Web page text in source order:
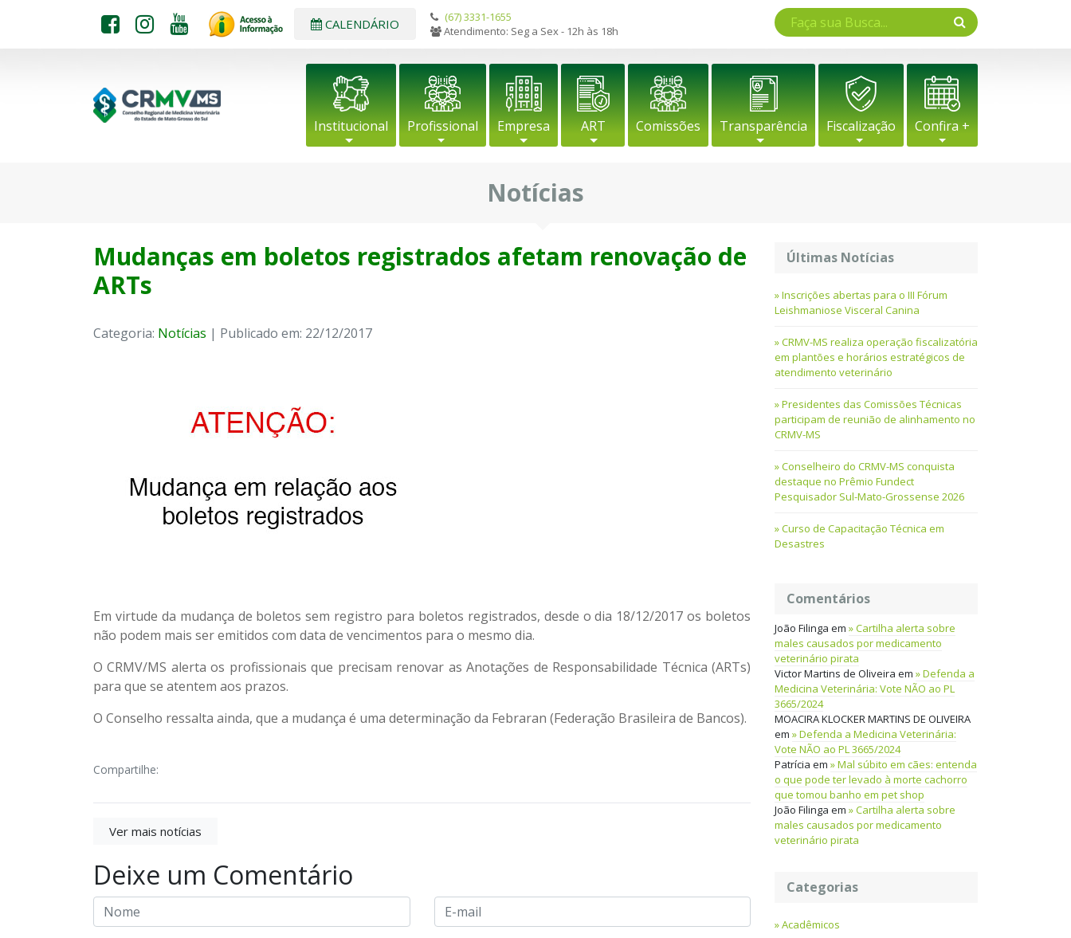
CALENDÁRIO
(67) 3331-1655
Atendimento: Seg a Sex - 12h às 18h
Institucional Profissional Empresa ART Comissões Transparência Fiscalização Confira +
Notícias
Mudanças em boletos registrados afetam renovação de
ARTs
Categoria: Notícias | Publicado em: 22/12/2017
Em virtude da mudança de boletos sem registro para boletos registrados, desde o dia 18/12/2017 os boletos
não podem mais ser emitidos com data de vencimentos para o mesmo dia.
O CRMV/MS alerta os profissionais que precisam renovar as Anotações de Responsabilidade Técnica (ARTs)
para que se atentem aos prazos.
O Conselho ressalta ainda, que a mudança é uma determinação da Febraran (Federação Brasileira de Bancos).
Compartilhe:
Ver mais notícias
Deixe um Comentário
Últimas Notícias
Inscrições abertas para o III Fórum
Leishmaniose Visceral Canina
CRMV-MS realiza operação fiscalizatória
em plantões e horários estratégicos de
atendimento veterinário
Presidentes das Comissões Técnicas
participam de reunião de alinhamento no
CRMV-MS
Conselheiro do CRMV-MS conquista
destaque no Prêmio Fundect
Pesquisador Sul-Mato-Grossense 2026
Curso de Capacitação Técnica em
Desastres
Comentários
João Filinga em
Cartilha alerta sobre
males causados por medicamento
veterinário pirata
Victor Martins de Oliveira em
Defenda a
Medicina Veterinária: Vote NÃO ao PL
3665/2024
MOACIRA KLOCKER MARTINS DE OLIVEIRA
em
Defenda a Medicina Veterinária:
Vote NÃO ao PL 3665/2024
Patrícia em
Mal súbito em cães: entenda
o que pode ter levado à morte cachorro
que tomou banho em pet shop
João Filinga em
Cartilha alerta sobre
males causados por medicamento
veterinário pirata
Categorias
Acadêmicos